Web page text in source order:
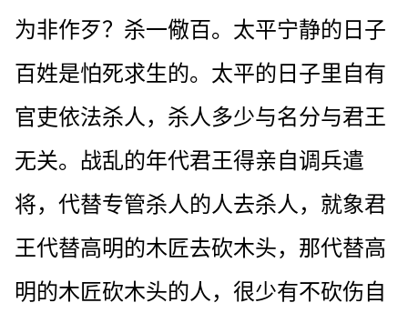
为非作歹？杀一儆百。太平宁静的日子
百姓是怕死求生的。太平的日子里自有
官吏依法杀人，杀人多少与名分与君王
无关。战乱的年代君王得亲自调兵遣
将，代替专管杀人的人去杀人，就象君
王代替高明的木匠去砍木头，那代替高
明的木匠砍木头的人，很少有不砍伤自